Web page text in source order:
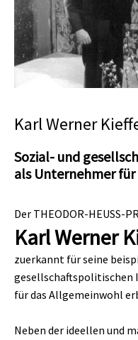
Karl Werner
Sozial- und
als Unternehmer
Der THEODOR-HEUSS-
Karl Werner
zuerkannt für seine
gesellschaftspolitischen
für das Allgemeinwohl
Neben der ideellen und